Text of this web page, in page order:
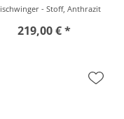
- Stoff, Anthrazit
219,00 € *